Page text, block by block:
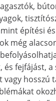
építési
még
fejfájást, a
hosszú